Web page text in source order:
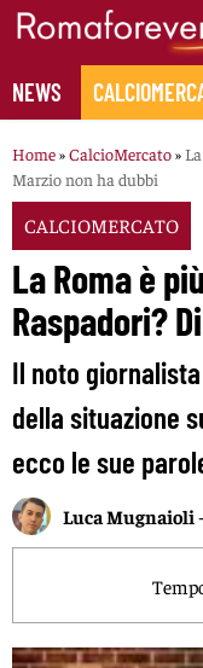
Skip
content
NEWS
Home»CalcioMercato»
Marzio non ha dubbi
CALCIOMERCATO
La Roma è
Raspadori?
Il noto
della situazione
ecco le sue
Luca Mugnaioli -